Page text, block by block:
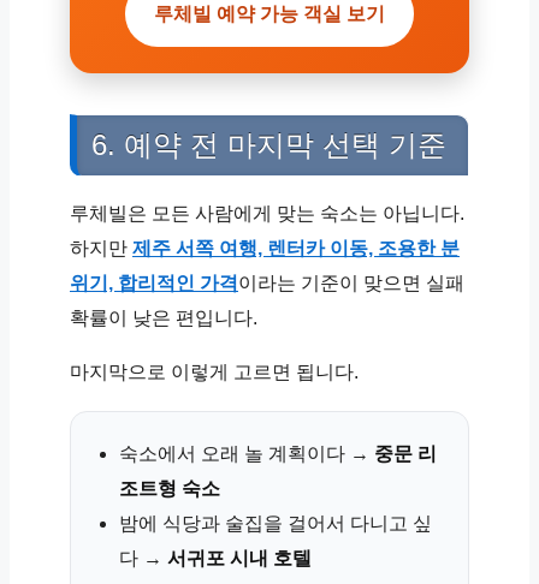
루체빌 예약 가능 객실 보기
6. 예약 전 마지막 선택 기준
루체빌은 모든 사람에게 맞는 숙소는 아닙니다.
하지만 제주 서쪽 여행, 렌터카 이동, 조용한 분
위기, 합리적인 가격이라는 기준이 맞으면 실패
확률이 낮은 편입니다.
마지막으로 이렇게 고르면 됩니다.
숙소에서 오래 놀 계획이다 → 중문 리
조트형 숙소
밤에 식당과 술집을 걸어서 다니고 싶
다 → 서귀포 시내 호텔